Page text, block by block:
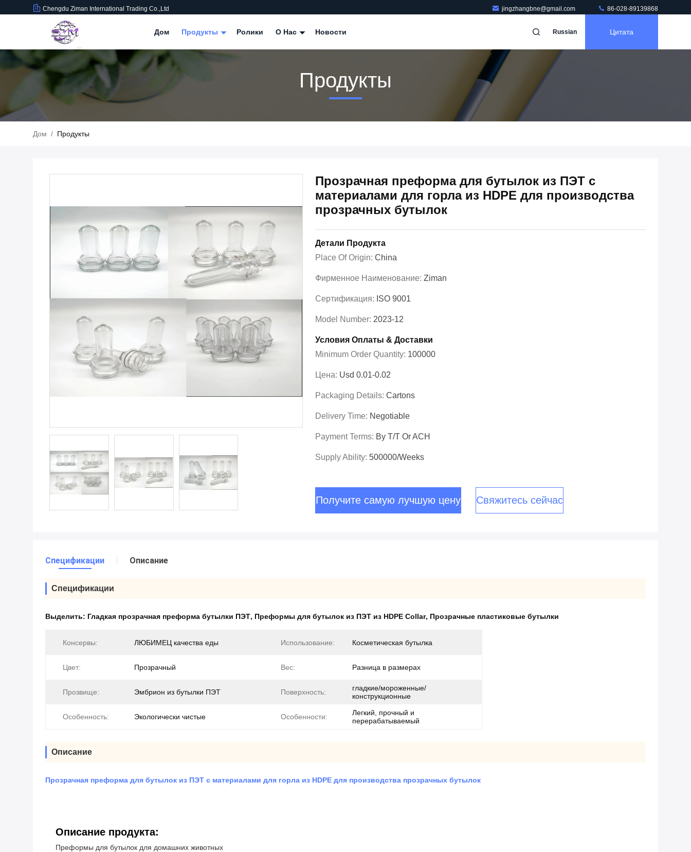
Chengdu Ziman International Trading Co.,Ltd jingzhangbne@gmail.com 86-028-89139868
Дом Продукты Ролики О Нас Новости Russian Цитата
Продукты
Дом / Продукты
Прозрачная преформа для бутылок из ПЭТ с
материалами для горла из HDPE для производства
прозрачных бутылок
Детали Продукта
Place Of Origin: China
Фирменное Наименование: Ziman
Сертификация: ISO 9001
Model Number: 2023-12
Условия Оплаты & Доставки
Minimum Order Quantity: 100000
Цена: Usd 0.01-0.02
Packaging Details: Cartons
Delivery Time: Negotiable
Payment Terms: By T/T Or ACH
Supply Ability: 500000/Weeks
Получите самую лучшую цену Свяжитесь сейчас
Спецификации Описание
Спецификации
Выделить: Гладкая прозрачная преформа бутылки ПЭТ, Преформы для бутылок из ПЭТ из HDPE Collar, Прозрачные пластиковые бутылки
Консервы: ЛЮБИМЕЦ качества еды Использование: Косметическая бутылка
Цвет: Прозрачный Вес: Разница в размерах
Прозвище: Эмбрион из бутылки ПЭТ Поверхность:
гладкие/мороженные/
конструкционные
Особенность: Экологически чистые Особенности:
Легкий, прочный и
перерабатываемый
Описание
Прозрачная преформа для бутылок из ПЭТ с материалами для горла из HDPE для производства прозрачных бутылок
Описание продукта:
Преформы для бутылок для домашних животных